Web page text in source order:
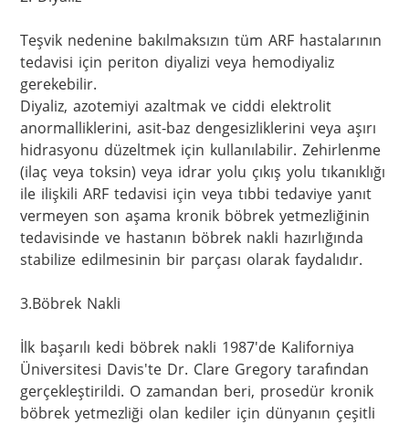
Teşvik nedenine bakılmaksızın tüm ARF hastalarının
tedavisi için periton diyalizi veya hemodiyaliz
gerekebilir.
Diyaliz, azotemiyi azaltmak ve ciddi elektrolit
anormalliklerini, asit-baz dengesizliklerini veya aşırı
hidrasyonu düzeltmek için kullanılabilir. Zehirlenme
(ilaç veya toksin) veya idrar yolu çıkış yolu tıkanıklığı
ile ilişkili ARF tedavisi için veya tıbbi tedaviye yanıt
vermeyen son aşama kronik böbrek yetmezliğinin
tedavisinde ve hastanın böbrek nakli hazırlığında
stabilize edilmesinin bir parçası olarak faydalıdır.
3.Böbrek Nakli
İlk başarılı kedi böbrek nakli 1987'de Kaliforniya
Üniversitesi Davis'te Dr. Clare Gregory tarafından
gerçekleştirildi. O zamandan beri, prosedür kronik
böbrek yetmezliği olan kediler için dünyanın çeşitli